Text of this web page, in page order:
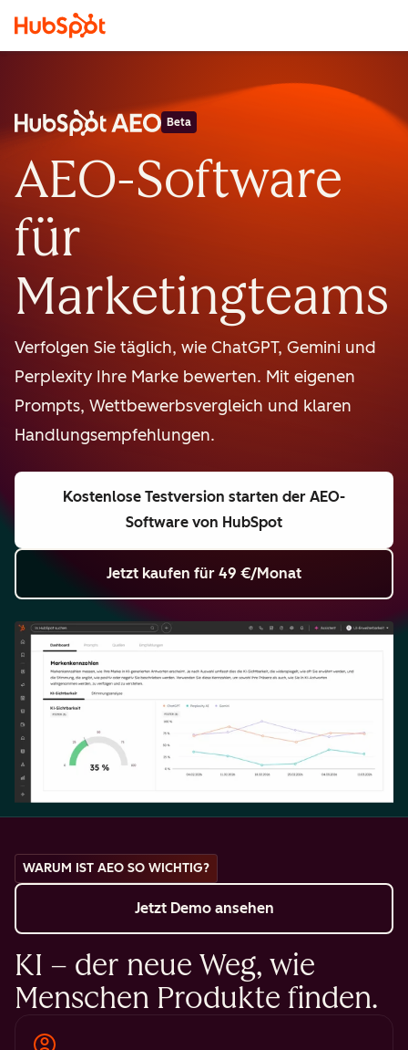
Beta
AEO-Software
für
Marketingteams
Verfolgen Sie täglich, wie ChatGPT, Gemini und
Perplexity Ihre Marke bewerten. Mit eigenen
Prompts, Wettbewerbsvergleich und klaren
Handlungsempfehlungen.
Kostenlose Testversion starten der AEO-
Software von HubSpot
Jetzt kaufen für 49 €/Monat
WARUM IST AEO SO WICHTIG?
Jetzt Demo ansehen
KI – der neue Weg, wie
Menschen Produkte finden.